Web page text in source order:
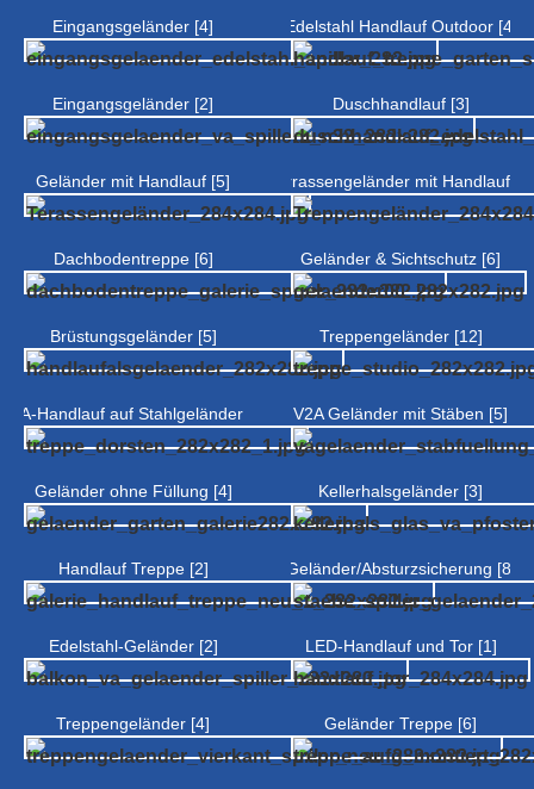
Eingangsgeländer [4] Edelstahl Handlauf Outdoor [4]
Eingangsgeländer [2] Duschhandlauf [3]
Geländer mit Handlauf [5] Terrassengeländer mit Handlauf [4]
Dachbodentreppe [6] Geländer & Sichtschutz [6]
Brüstungsgeländer [5] Treppengeländer [12]
V2A-Handlauf auf Stahlgeländer [6] V2A Geländer mit Stäben [5]
Geländer ohne Füllung [4] Kellerhalsgeländer [3]
Handlauf Treppe [2] Geländer/Absturzsicherung [8]
Edelstahl-Geländer [2] LED-Handlauf und Tor [1]
Treppengeländer [4] Geländer Treppe [6]